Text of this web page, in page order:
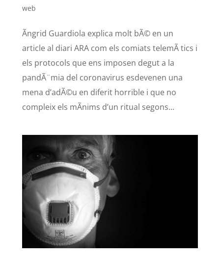
web
Ãngrid Guardiola explica molt bÃ© en un
article al diari ARA com els comiats telemÃ tics i
els protocols que ens imposen degut a la
pandÃ¨mia del coronavirus esdevenen una
mena d’adÃ©u en diferit horrible i que no
compleix els mÃ­nims d’un ritual segons...